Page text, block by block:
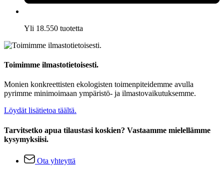
Yli 18.550 tuotetta
Toimimme ilmastotietoisesti.
Monien konkreettisten ekologisten toimenpiteidemme avulla
pyrimme minimoimaan ympäristö- ja ilmastovaikutuksemme.
Löydät lisätietoa täältä.
Tarvitsetko apua tilaustasi koskien? Vastaamme mielellämme
kysymyksiisi.
Ota yhteyttä